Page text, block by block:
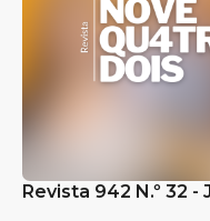
Revista 942 N.º 32